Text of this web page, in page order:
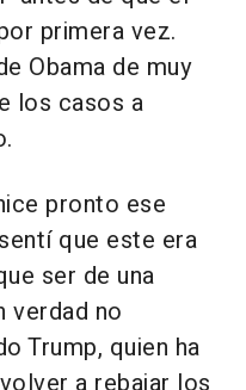
primera vez.
Obama de muy
los casos a
pronto ese
que este era
ser de una
verdad no
Trump, quien ha